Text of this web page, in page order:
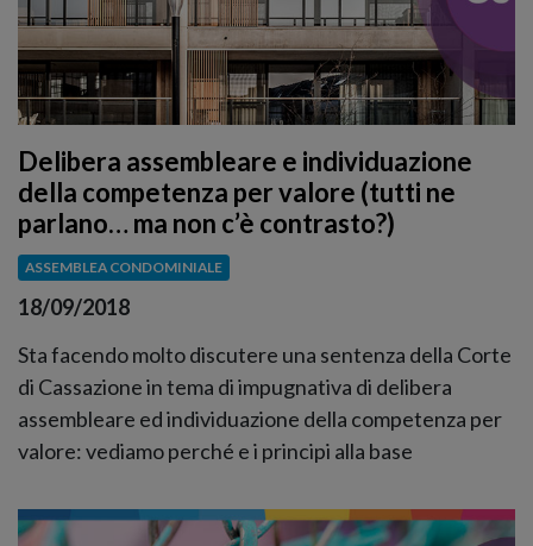
Delibera assembleare e individuazione
della competenza per valore (tutti ne
parlano… ma non c’è contrasto?)
ASSEMBLEA CONDOMINIALE
18/09/2018
Sta facendo molto discutere una sentenza della Corte
di Cassazione in tema di impugnativa di delibera
assembleare ed individuazione della competenza per
valore: vediamo perché e i principi alla base